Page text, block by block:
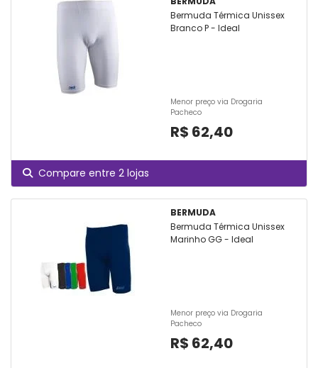
Bermuda Térmica Unissex
Branco P - Ideal
Menor preço via Drogaria
Pacheco
R$ 62,40
Compare entre 2 lojas
BERMUDA
Bermuda Térmica Unissex
Marinho GG - Ideal
Menor preço via Drogaria
Pacheco
R$ 62,40